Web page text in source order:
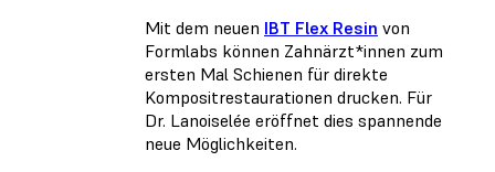
Mit dem neuen IBT Flex Resin von
Formlabs können Zahnärzt*innen zum
ersten Mal Schienen für direkte
Kompositrestaurationen drucken. Für
Dr. Lanoiselée eröffnet dies spannende
neue Möglichkeiten.